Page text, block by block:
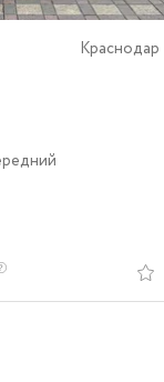
Краснодар